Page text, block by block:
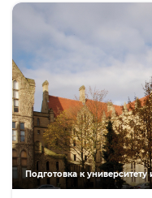
Подготовка к
INTO
включая
возможность